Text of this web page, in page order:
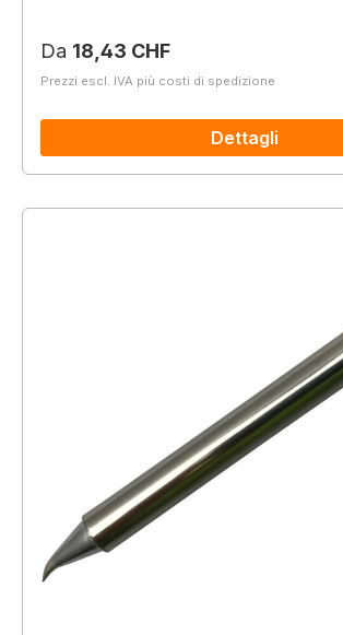
Prezzo normale:
Da 18,43 CHF
Prezzi escl. IVA più costi di spedizione
Dettagli